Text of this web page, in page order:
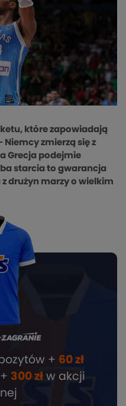
które zapowiadają
zmierzą się z
Grecja podejmie
starcia to gwarancja
drużyn marzy o wielkim
+ 60 zł
300 zł w akcji